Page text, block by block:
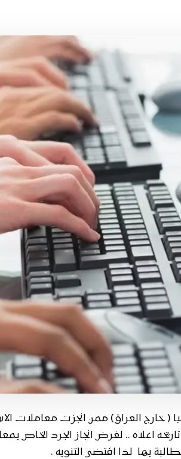
( خارج العراق) ممن انجزت معاملات
اعلاه .. لغرض انجاز الجرد الخاص
بها لذا اقتضى التنويه .